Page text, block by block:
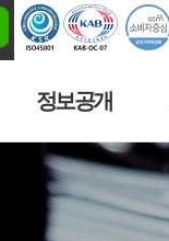
정보공개